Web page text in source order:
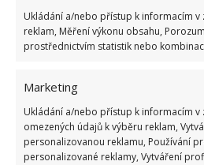
Ukládání a/nebo přístup k informacím v
reklam, Měření výkonu obsahu,
prostřednictvím statistik nebo
Marketing
Ukládání a/nebo přístup k informacím v
omezených údajů k výběru reklam,
personalizovanou reklamu, Používání
personalizované reklamy, Vytváření
Kvíz na téma
Kdo je zažil, bez
12.5.2026
komunismu: 10 retro
dobrý přehled
23.6.2026